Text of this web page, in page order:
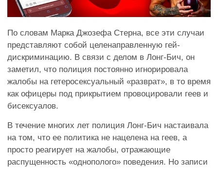
По словам Марка Джозефа Стерна, все эти случаи
представляют собой целенаправленную гей-
дискриминацию. В связи с делом в Лонг-Бич, он
заметил, что полиция постоянно игнорировала
жалобы на гетеросексуальный «разврат», в то время
как офицеры под прикрытием провоцировали геев и
бисексуалов.
В течение многих лет полиция Лонг-Бич настаивала
на том, что ее политика не нацелена на геев, а
просто реагирует на жалобы, отражающие
распущенность «однополого» поведения. Но записи